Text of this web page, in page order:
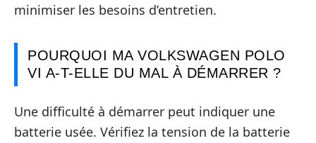
minimiser les besoins d’entretien.
POURQUOI MA VOLKSWAGEN POLO
VI A-T-ELLE DU MAL À DÉMARRER ?
Une difficulté à démarrer peut indiquer une
batterie usée. Vérifiez la tension de la batterie